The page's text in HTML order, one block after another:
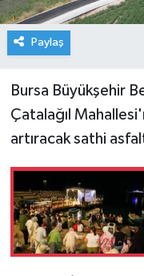
Paylaş
Bursa Büyükşehir
Çatalağıl
artıracak sathi